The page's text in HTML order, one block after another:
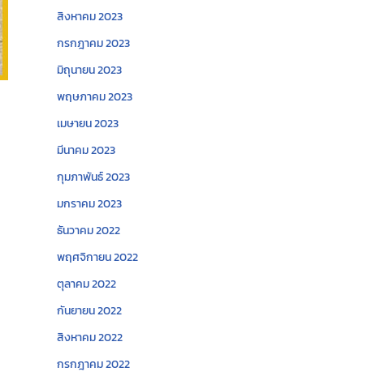
สิงหาคม 2023
กรกฎาคม 2023
มิถุนายน 2023
พฤษภาคม 2023
เมษายน 2023
มีนาคม 2023
กุมภาพันธ์ 2023
มกราคม 2023
ธันวาคม 2022
พฤศจิกายน 2022
ตุลาคม 2022
กันยายน 2022
สิงหาคม 2022
กรกฎาคม 2022